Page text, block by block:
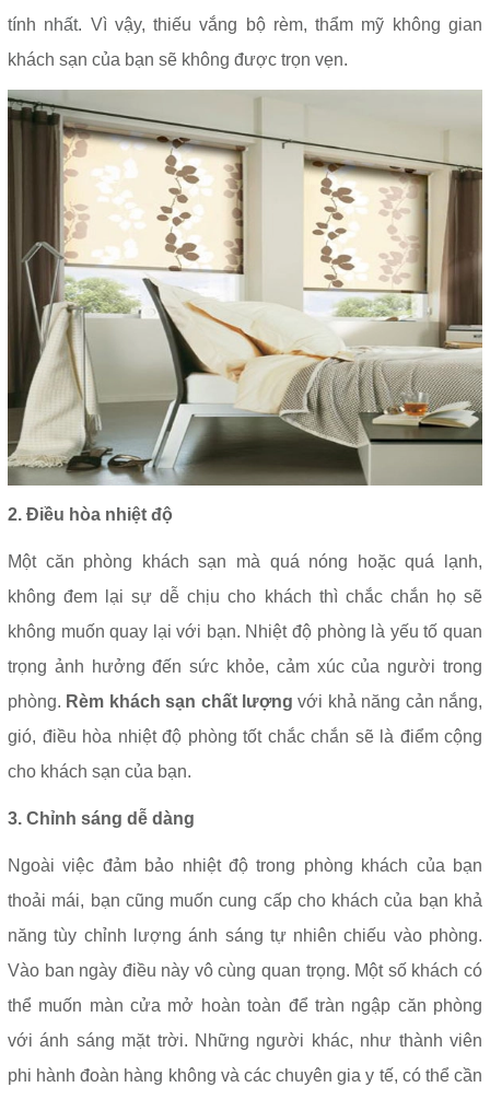
tính nhất. Vì vậy, thiếu vắng bộ rèm, thẩm mỹ không gian
khách sạn của bạn sẽ không được trọn vẹn.
2. Điều hòa nhiệt độ
Một căn phòng khách sạn mà quá nóng hoặc quá lạnh,
không đem lại sự dễ chịu cho khách thì chắc chắn họ sẽ
không muốn quay lại với bạn. Nhiệt độ phòng là yếu tố quan
trọng ảnh hưởng đến sức khỏe, cảm xúc của người trong
phòng. Rèm khách sạn chất lượng với khả năng cản nắng,
gió, điều hòa nhiệt độ phòng tốt chắc chắn sẽ là điểm cộng
cho khách sạn của bạn.
3. Chỉnh sáng dễ dàng
Ngoài việc đảm bảo nhiệt độ trong phòng khách của bạn
thoải mái, bạn cũng muốn cung cấp cho khách của bạn khả
năng tùy chỉnh lượng ánh sáng tự nhiên chiếu vào phòng.
Vào ban ngày điều này vô cùng quan trọng. Một số khách có
thể muốn màn cửa mở hoàn toàn để tràn ngập căn phòng
với ánh sáng mặt trời. Những người khác, như thành viên
phi hành đoàn hàng không và các chuyên gia y tế, có thể cần